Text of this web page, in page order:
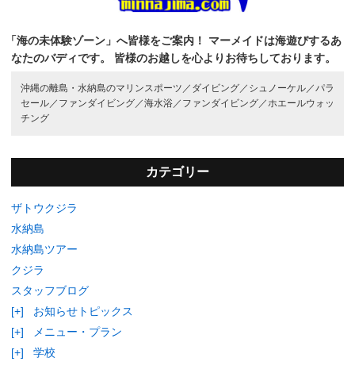
「海の未体験ゾーン」へ皆様をご案内！
マーメイドは海遊びするあ
なたのバディです。
皆様のお越しを心よりお待ちしております。
沖縄の離島・水納島のマリンスポーツ／ ダイビング／ シュノーケル／ パラ
セール／ ファンダイビング／海水浴／ ファンダイビング／ ホエールウォッ
チング
カテゴリー
ザトウクジラ
水納島
水納島ツアー
クジラ
スタッフブログ
[+]
お知らせトピックス
[+]
メニュー・プラン
[+]
学校